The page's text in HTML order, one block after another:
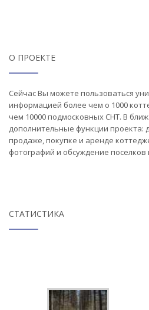
О ПРОЕКТЕ
Сейчас Вы можете пользоваться
информацией более чем о 1000
чем 10000 подмосковных СНТ. В
дополнительные функции проекта:
продаже, покупке и аренде
фотографий и обсуждение
СТАТИСТИКА